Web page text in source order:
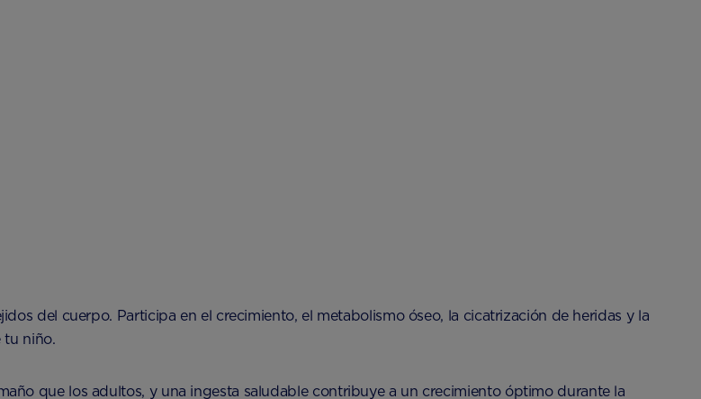
del cuerpo. Participa en el crecimiento, el metabolismo óseo, la cicatrización de heridas y la
tu niño.
que los adultos, y una ingesta saludable contribuye a un crecimiento óptimo durante la